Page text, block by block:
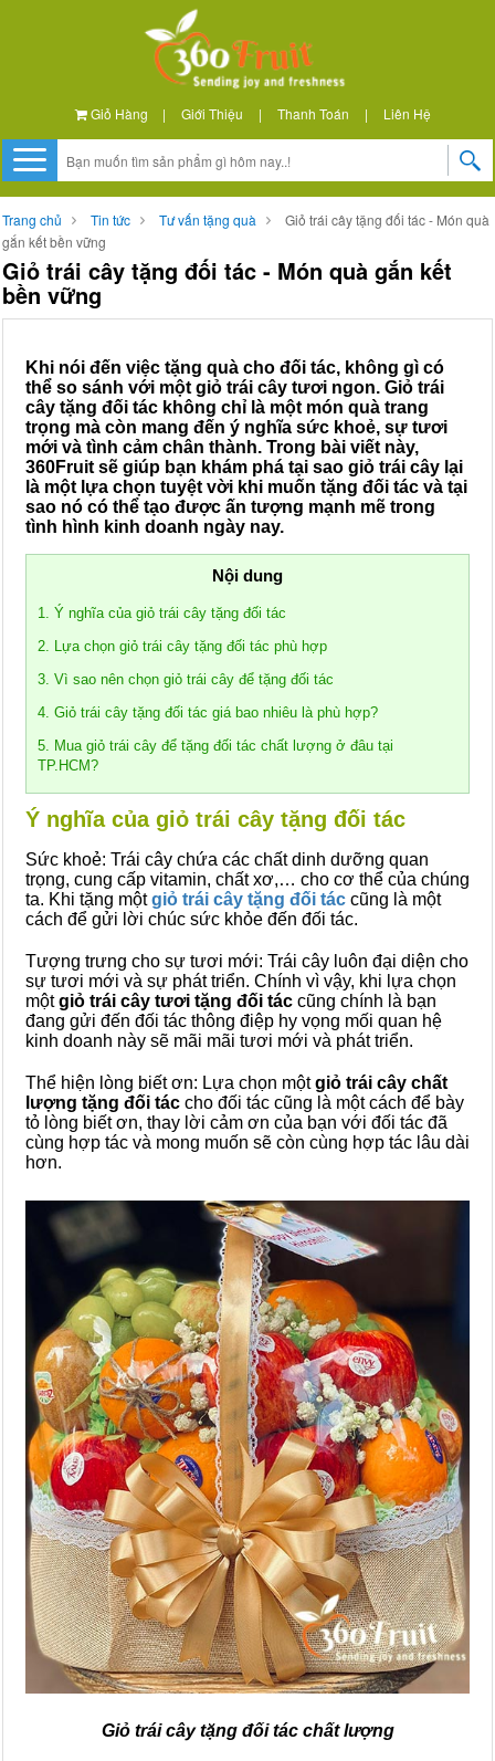
Giỏ Hàng | Giới Thiệu | Thanh Toán | Liên Hệ
Trang chủ Tin tức Tư vấn tặng quà
Giỏ trái cây tặng đối tác - Món quà
gắn kết bền vững
Giỏ trái cây tặng đối tác - Món quà gắn kết
bền vững
Khi nói đến việc tặng quà cho đối tác, không gì có
thể so sánh với một giỏ trái cây tươi ngon. Giỏ trái
cây tặng đối tác không chỉ là một món quà trang
trọng mà còn mang đến ý nghĩa sức khoẻ, sự tươi
mới và tình cảm chân thành. Trong bài viết này,
360Fruit sẽ giúp bạn khám phá tại sao giỏ trái cây lại
là một lựa chọn tuyệt vời khi muốn tặng đối tác và tại
sao nó có thể tạo được ấn tượng mạnh mẽ trong
tình hình kinh doanh ngày nay.
Nội dung
1. Ý nghĩa của giỏ trái cây tặng đối tác
2. Lựa chọn giỏ trái cây tặng đối tác phù hợp
3. Vì sao nên chọn giỏ trái cây để tặng đối tác
4. Giỏ trái cây tặng đối tác giá bao nhiêu là phù hợp?
5. Mua giỏ trái cây để tặng đối tác chất lượng ở đâu tại
TP.HCM?
Ý nghĩa của giỏ trái cây tặng đối tác
Sức khoẻ: Trái cây chứa các chất dinh dưỡng quan
trọng, cung cấp vitamin, chất xơ,… cho cơ thể của chúng
ta. Khi tặng mộtgiỏ trái cây tặng đối tác cũng là một
cách để gửi lời chúc sức khỏe đến đối tác.
Tượng trưng cho sự tươi mới: Trái cây luôn đại diện cho
sự tươi mới và sự phát triển. Chính vì vậy, khi lựa chọn
mộtgiỏ trái cây tươi tặng đối tác cũng chính là bạn
đang gửi đến đối tác thông điệp hy vọng mối quan hệ
kinh doanh này sẽ mãi mãi tươi mới và phát triển.
Thể hiện lòng biết ơn: Lựa chọn mộtgiỏ trái cây chất
lượng tặng đối tác cho đối tác cũng là một cách để bày
tỏ lòng biết ơn, thay lời cảm ơn của bạn với đối tác đã
cùng hợp tác và mong muốn sẽ còn cùng hợp tác lâu dài
hơn.
Giỏ trái cây tặng đối tác chất lượng